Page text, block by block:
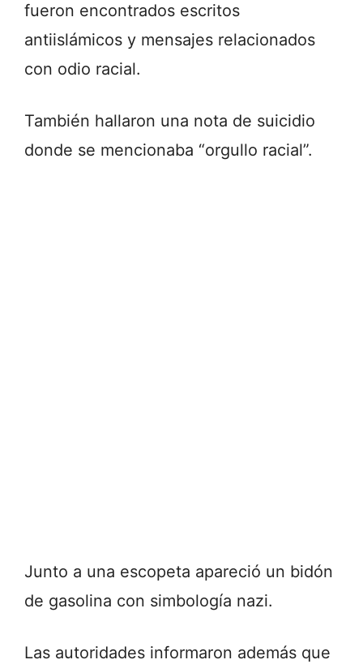
fueron encontrados escritos
antiislámicos y mensajes relacionados
con odio racial.
También hallaron una nota de suicidio
donde se mencionaba “orgullo racial”.
Junto a una escopeta apareció un bidón
de gasolina con simbología nazi.
Las autoridades informaron además que